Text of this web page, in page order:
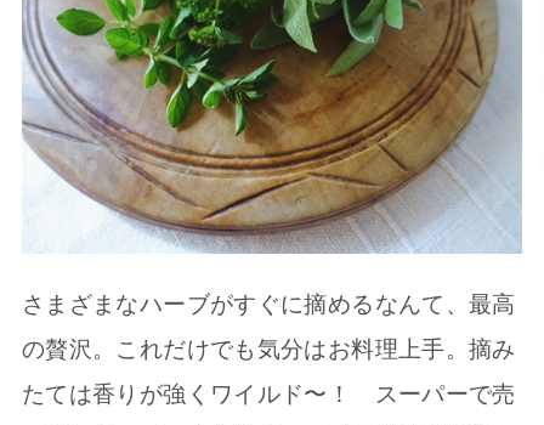
さまざまなハーブがすぐに摘めるなんて、最高
の贅沢。これだけでも気分はお料理上手。摘み
たては香りが強くワイルド〜！ スーパーで売